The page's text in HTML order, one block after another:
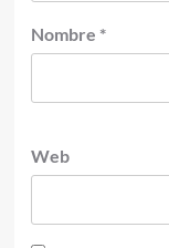
Nombre *
Web